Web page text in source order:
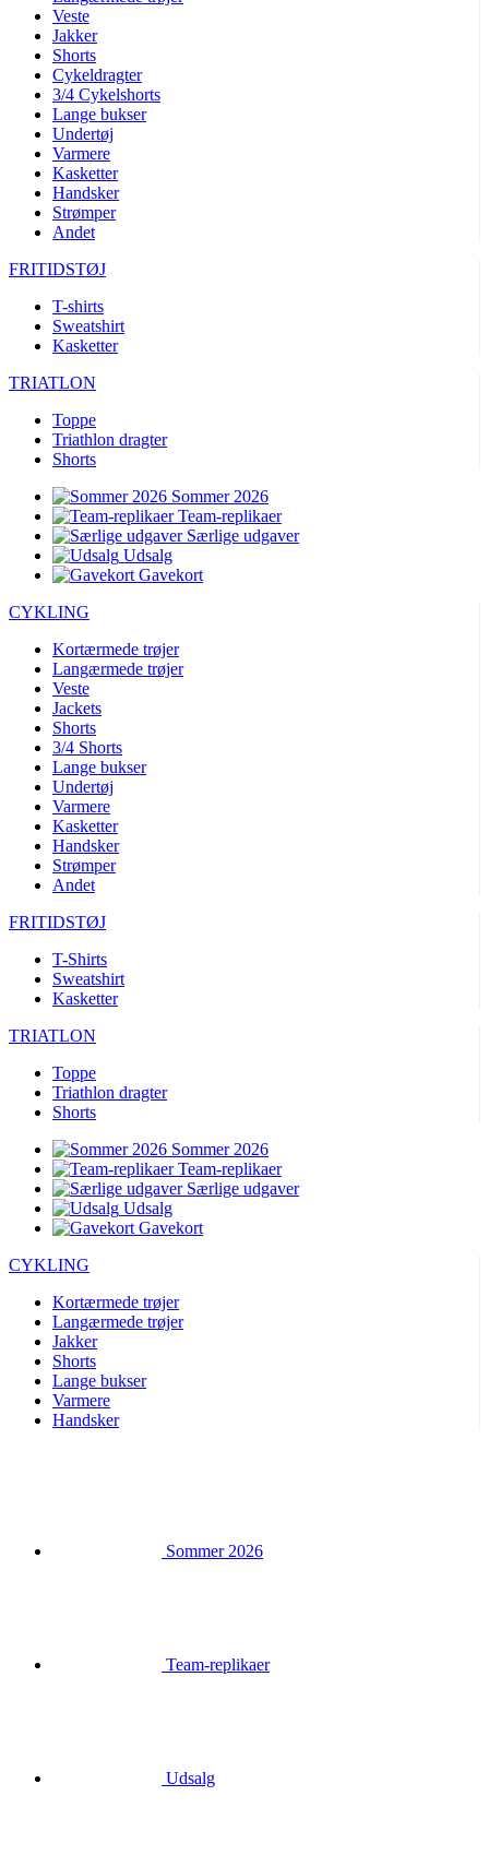
Veste
Jakker
Shorts
Cykeldragter
3/4 Cykelshorts
Lange bukser
Undertøj
Varmere
Kasketter
Handsker
Strømper
Andet
FRITIDSTØJ
T-shirts
Sweatshirt
Kasketter
TRIATLON
Toppe
Triathlon dragter
Shorts
Sommer 2026
Team-replikaer
Særlige udgaver
Udsalg
Gavekort
CYKLING
Kortærmede trøjer
Langærmede trøjer
Veste
Jackets
Shorts
3/4 Shorts
Lange bukser
Undertøj
Varmere
Kasketter
Handsker
Strømper
Andet
FRITIDSTØJ
T-Shirts
Sweatshirt
Kasketter
TRIATLON
Toppe
Triathlon dragter
Shorts
Sommer 2026
Team-replikaer
Særlige udgaver
Udsalg
Gavekort
CYKLING
Kortærmede trøjer
Langærmede trøjer
Jakker
Shorts
Lange bukser
Varmere
Handsker